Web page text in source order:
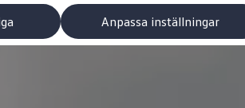
Anpassa inställningar